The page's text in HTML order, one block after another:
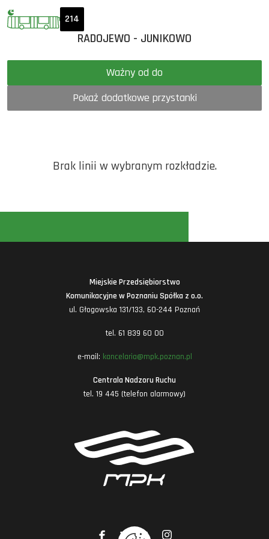
214
RADOJEWO - JUNIKOWO
Ważny od do
Pokaż dodatkowe przystanki
Brak linii w wybranym rozkładzie.
Miejskie Przedsiębiorstwo
Komunikacyjne w Poznaniu Spółka z o.o.
ul. Głogowska 131/133, 60-244 Poznań
tel. 61 839 60 00
e-mail: kancelaria@mpk.poznan.pl
Centrala Nadzoru Ruchu
tel. 19 445 (telefon alarmowy)